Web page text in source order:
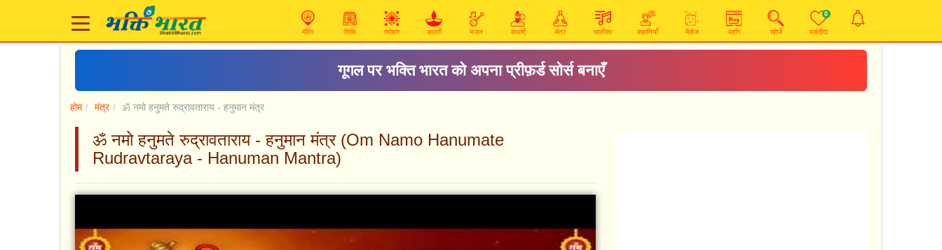
मंदिर तिथि त्योहार आरती भजन कथाएँ मंत्र चालीसा कहानियाँ मेसेज ब्लॉग खोजें
0
पसंदीदा
गूगल पर भक्ति भारत को अपना प्रीफ़र्ड सोर्स बनाएँ
होम मंत्र ॐ नमो हनुमते रुद्रावताराय - हनुमान मंत्र
ॐ नमो हनुमते रुद्रावताराय - हनुमान मंत्र (Om Namo Hanumate
Rudravtaraya - Hanuman Mantra)